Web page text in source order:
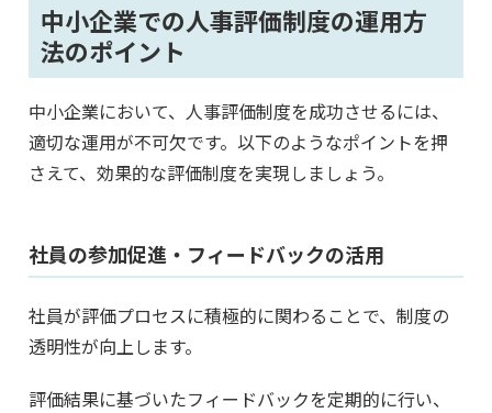
中小企業での人事評価制度の運用方
法のポイント
中小企業において、人事評価制度を成功させるには、
適切な運用が不可欠です。以下のようなポイントを押
さえて、効果的な評価制度を実現しましょう。
社員の参加促進・フィードバックの活用
社員が評価プロセスに積極的に関わることで、制度の
透明性が向上します。
評価結果に基づいたフィードバックを定期的に行い、